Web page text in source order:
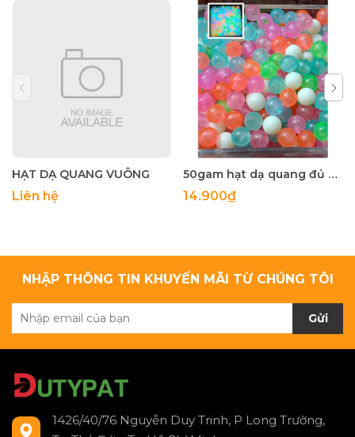
HẠT DẠ QUANG VUÔNG
Liên hệ
50gam hạt dạ quang đủ màu 6mm, 8mm, 10mm, 12mm, hạt nhựa tròn
14.900₫
NHẬP THÔNG TIN KHUYẾN MÃI TỪ CHÚNG TÔI
Gửi
1426/40/76 Nguyễn Duy Trinh, P Long Trường,